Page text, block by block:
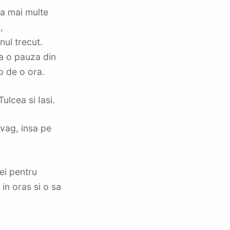
mai multe
trecut.
o pauza din
de o ora.
si Iasi.
insa pe
pentru
oras si o sa